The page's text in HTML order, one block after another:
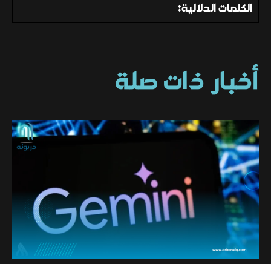
الكلمات الدلالية:
أخبار ذات صلة